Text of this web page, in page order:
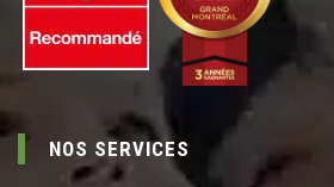
NOS SERVICES